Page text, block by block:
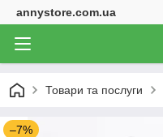
annystore.com.ua
Товари та послуги
–7%